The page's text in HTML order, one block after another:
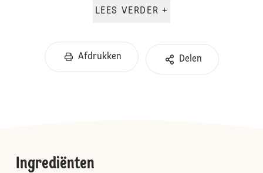
LEES VERDER +
Afdrukken Delen
Ingrediënten